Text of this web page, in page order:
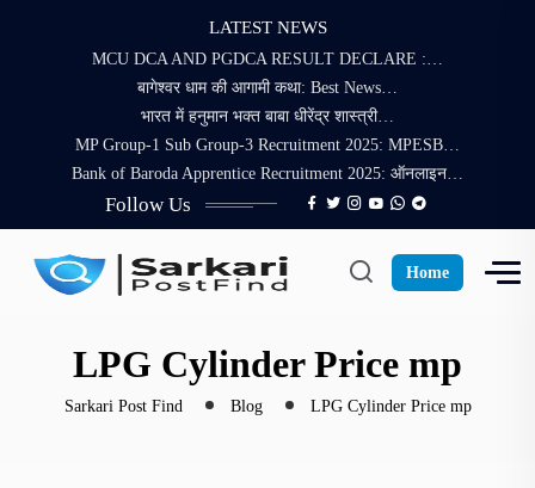
LATEST NEWS
MCU DCA AND PGDCA RESULT DECLARE :…
बागेश्वर धाम की आगामी कथा: Best News…
भारत में हनुमान भक्त बाबा धीरेंद्र शास्त्री…
MP Group-1 Sub Group-3 Recruitment 2025: MPESB…
Bank of Baroda Apprentice Recruitment 2025: ऑनलाइन…
Follow Us
Home
LPG Cylinder Price mp
Sarkari Post Find Blog LPG Cylinder Price mp